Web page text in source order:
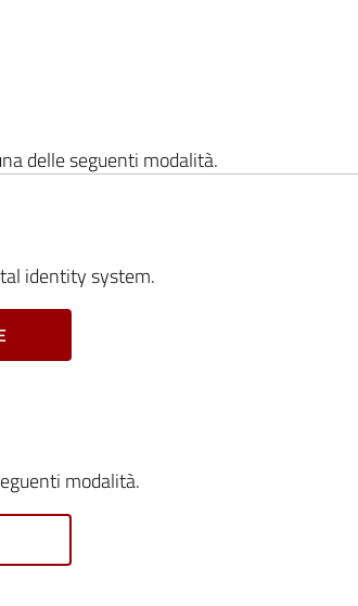
delle seguenti modalità.
identity system.
modalità.